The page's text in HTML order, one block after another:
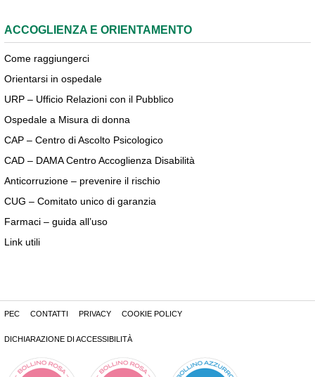
ACCOGLIENZA E ORIENTAMENTO
Come raggiungerci
Orientarsi in ospedale
URP – Ufficio Relazioni con il Pubblico
Ospedale a Misura di donna
CAP – Centro di Ascolto Psicologico
CAD – DAMA Centro Accoglienza Disabilità
Anticorruzione – prevenire il rischio
CUG – Comitato unico di garanzia
Farmaci – guida all’uso
Link utili
PEC CONTATTI PRIVACY COOKIE POLICY
DICHIARAZIONE DI ACCESSIBILITÀ